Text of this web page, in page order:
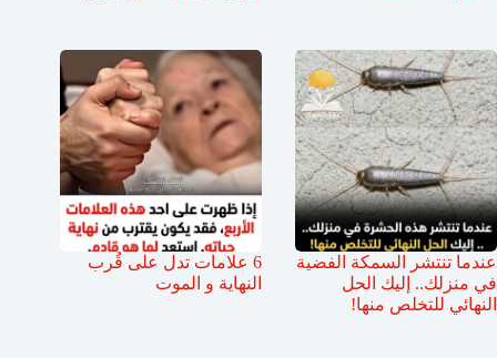
عندما تنتشر السمكة الفضية
في منزلك.. إليك الحل
النهائي للتخلص منها!
6 علامات تدل على قُرب
النهاية و الموت